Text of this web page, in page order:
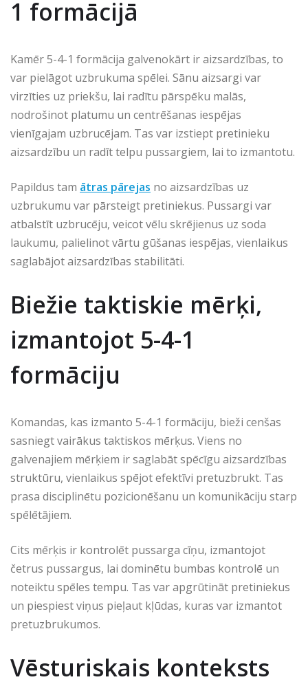
1 formācijā
Kamēr 5-4-1 formācija galvenokārt ir aizsardzības, to
var pielāgot uzbrukuma spēlei. Sānu aizsargi var
virzīties uz priekšu, lai radītu pārspēku malās,
nodrošinot platumu un centrēšanas iespējas
vienīgajam uzbrucējam. Tas var izstiept pretinieku
aizsardzību un radīt telpu pussargiem, lai to izmantotu.
Papildus tam ātras pārejas no aizsardzības uz
uzbrukumu var pārsteigt pretiniekus. Pussargi var
atbalstīt uzbrucēju, veicot vēlu skrējienus uz soda
laukumu, palielinot vārtu gūšanas iespējas, vienlaikus
saglabājot aizsardzības stabilitāti.
Biežie taktiskie mērķi,
izmantojot 5-4-1
formāciju
Komandas, kas izmanto 5-4-1 formāciju, bieži cenšas
sasniegt vairākus taktiskos mērķus. Viens no
galvenajiem mērķiem ir saglabāt spēcīgu aizsardzības
struktūru, vienlaikus spējot efektīvi pretuzbrukt. Tas
prasa disciplinētu pozicionēšanu un komunikāciju starp
spēlētājiem.
Cits mērķis ir kontrolēt pussarga cīņu, izmantojot
četrus pussargus, lai dominētu bumbas kontrolē un
noteiktu spēles tempu. Tas var apgrūtināt pretiniekus
un piespiest viņus pieļaut kļūdas, kuras var izmantot
pretuzbrukumos.
Vēsturiskais konteksts